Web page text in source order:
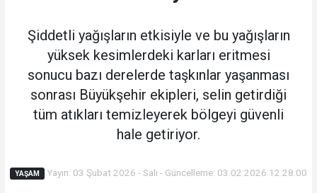
Şiddetli yağışların etkisiyle ve bu yağışların
yüksek kesimlerdeki karları eritmesi
sonucu bazı derelerde taşkınlar yaşanması
sonrası Büyükşehir ekipleri, selin getirdiği
tüm atıkları temizleyerek bölgeyi güvenli
hale getiriyor.
YAŞAM Yayın: 03 Şubat 2026 - Salı - Güncelleme: 03.02.2026 12:28:00